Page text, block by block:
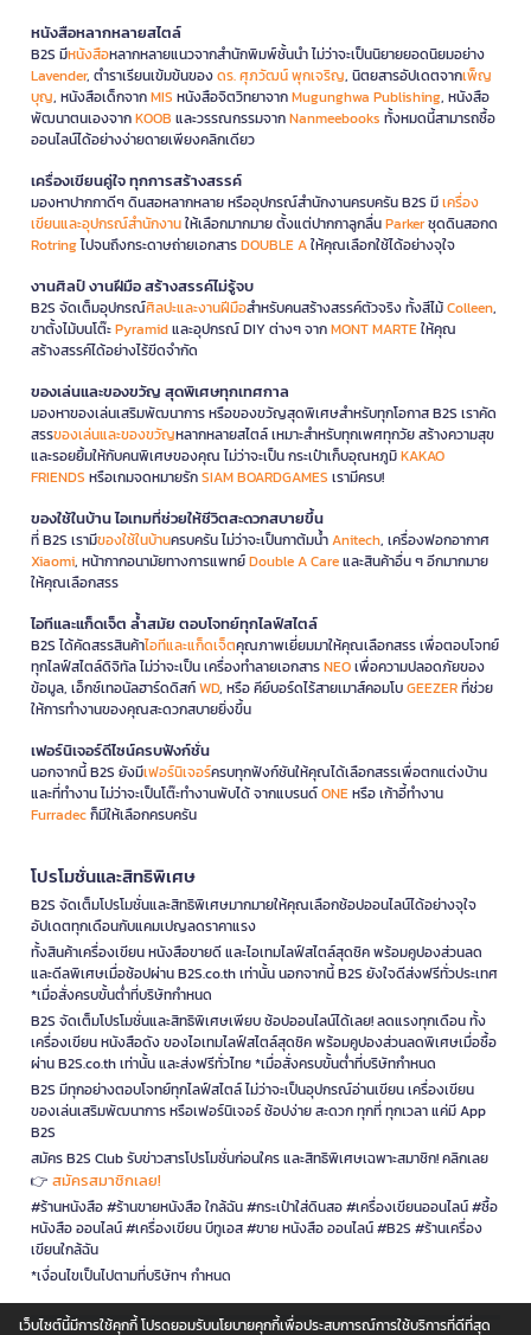
หนังสือหลากหลายสไตล์
B2S มีหนังสือหลากหลายแนวจากสำนักพิมพ์ชั้นนำ ไม่ว่าจะเป็นนิยายยอดนิยมอย่าง
Lavender, ตำราเรียนเข้มข้นของดร. ศุภวัฒน์ พุกเจริญ, นิตยสารอัปเดตจากเพ็ญ
บุญ, หนังสือเด็กจากMIS หนังสือจิตวิทยาจากMugunghwa Publishing, หนังสือ
พัฒนาตนเองจากKOOB และวรรณกรรมจากNanmeebooks ทั้งหมดนี้สามารถซื้อ
ออนไลน์ได้อย่างง่ายดายเพียงคลิกเดียว
เครื่องเขียนคู่ใจ ทุกการสร้างสรรค์
มองหาปากกาดีๆ ดินสอหลากหลาย หรืออุปกรณ์สำนักงานครบครัน B2S มีเครื่อง
เขียนและอุปกรณ์สำนักงานให้เลือกมากมาย ตั้งแต่ปากกาลูกลื่นParkerชุดดินสอกด
Rotringไปจนถึงกระดาษถ่ายเอกสารDOUBLE Aให้คุณเลือกใช้ได้อย่างจุใจ
งานศิลป์ งานฝีมือ สร้างสรรค์ไม่รู้จบ
B2S จัดเต็มอุปกรณ์ศิลปะและงานฝีมือสำหรับคนสร้างสรรค์ตัวจริง ทั้งสีไม้Colleen,
ขาตั้งไม้บนโต๊ะPyramidและอุปกรณ์ DIY ต่างๆ จากMONT MARTEให้คุณ
สร้างสรรค์ได้อย่างไร้ขีดจำกัด
ของเล่นและของขวัญ สุดพิเศษทุกเทศกาล
มองหาของเล่นเสริมพัฒนาการ หรือของขวัญสุดพิเศษสำหรับทุกโอกาส B2S เราคัด
สรรของเล่นและของขวัญหลากหลายสไตล์ เหมาะสำหรับทุกเพศทุกวัย สร้างความสุข
และรอยยิ้มให้กับคนพิเศษของคุณ ไม่ว่าจะเป็น กระเป๋าเก็บอุณหภูมิKAKAO
FRIENDS หรือเกมจดหมายรักSIAM BOARDGAMES เรามีครบ!
ของใช้ในบ้าน ไอเทมที่ช่วยให้ชีวิตสะดวกสบายขึ้น
ที่ B2S เรามีของใช้ในบ้านครบครัน ไม่ว่าจะเป็นกาต้มน้ำAnitech, เครื่องฟอกอากาศ
Xiaomi, หน้ากากอนามัยทางการแพทย์Double A Careและสินค้าอื่น ๆ อีกมากมาย
ให้คุณเลือกสรร
ไอทีและแก็ดเจ็ต ล้ำสมัย ตอบโจทย์ทุกไลฟ์สไตล์
B2S ได้คัดสรรสินค้าไอทีและแก็ดเจ็ตคุณภาพเยี่ยมมาให้คุณเลือกสรร เพื่อตอบโจทย์
ทุกไลฟ์สไตล์ดิจิทัล ไม่ว่าจะเป็น เครื่องทำลายเอกสารNEOเพื่อความปลอดภัยของ
ข้อมูล, เอ็กซ์เทอนัลฮาร์ดดิสก์WD, หรือ คีย์บอร์ดไร้สายเมาส์คอมโบGEEZERที่ช่วย
ให้การทำงานของคุณสะดวกสบายยิ่งขึ้น
เฟอร์นิเจอร์ดีไซน์ครบฟังก์ชั่น
นอกจากนี้ B2S ยังมีเฟอร์นิเจอร์ครบทุกฟังก์ชันให้คุณได้เลือกสรรเพื่อตกแต่งบ้าน
และที่ทำงาน ไม่ว่าจะเป็นโต๊ะทำงานพับได้ จากแบรนด์ONEหรือ เก้าอี้ทำงาน
Furradecก็มีให้เลือกครบครัน
โปรโมชั่นและสิทธิพิเศษ
B2S จัดเต็มโปรโมชั่นและสิทธิพิเศษมากมายให้คุณเลือกช้อปออนไลน์ได้อย่างจุใจ
อัปเดตทุกเดือนกับแคมเปญลดราคาแรง
ทั้งสินค้าเครื่องเขียน หนังสือขายดี และไอเทมไลฟ์สไตล์สุดชิค พร้อมคูปองส่วนลด
และดีลพิเศษเมื่อช้อปผ่าน B2S.co.th เท่านั้น นอกจากนี้ B2S ยังใจดีส่งฟรีทั่วประเทศ
*เมื่อสั่งครบขั้นต่ำที่บริษัทกำหนด
B2S จัดเต็มโปรโมชั่นและสิทธิพิเศษเพียบ ช้อปออนไลน์ได้เลย! ลดแรงทุกเดือน ทั้ง
เครื่องเขียน หนังสือดัง ของไอเทมไลฟ์สไตล์สุดชิค พร้อมคูปองส่วนลดพิเศษเมื่อซื้อ
ผ่าน B2S.co.th เท่านั้น และส่งฟรีทั่วไทย *เมื่อสั่งครบขั้นต่ำที่บริษัทกำหนด
B2S มีทุกอย่างตอบโจทย์ทุกไลฟ์สไตล์ ไม่ว่าจะเป็นอุปกรณ์อ่านเขียน เครื่องเขียน
ของเล่นเสริมพัฒนาการ หรือเฟอร์นิเจอร์ ช้อปง่าย สะดวก ทุกที่ ทุกเวลา แค่มี App
B2S
สมัคร B2S Club รับข่าวสารโปรโมชั่นก่อนใคร และสิทธิพิเศษเฉพาะสมาชิก! คลิกเลย
👉 สมัครสมาชิกเลย!
#ร้านหนังสือ #ร้านขายหนังสือ ใกล้ฉัน #กระเป๋าใส่ดินสอ #เครื่องเขียนออนไลน์ #ซื้อ
หนังสือ ออนไลน์ #เครื่องเขียน บีทูเอส #ขาย หนังสือ ออนไลน์ #B2S #ร้านเครื่อง
เขียนใกล้ฉัน
*เงื่อนไขเป็นไปตามที่บริษัทฯ กำหนด
เว็บไซต์นี้มีการใช้คุกกี้ โปรดยอมรับนโยบายคุกกี้เพื่อประสบการณ์การใช้บริการที่ดีที่สุด